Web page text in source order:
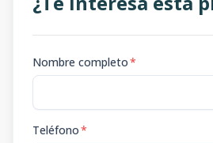
Nombre completo*
Teléfono*